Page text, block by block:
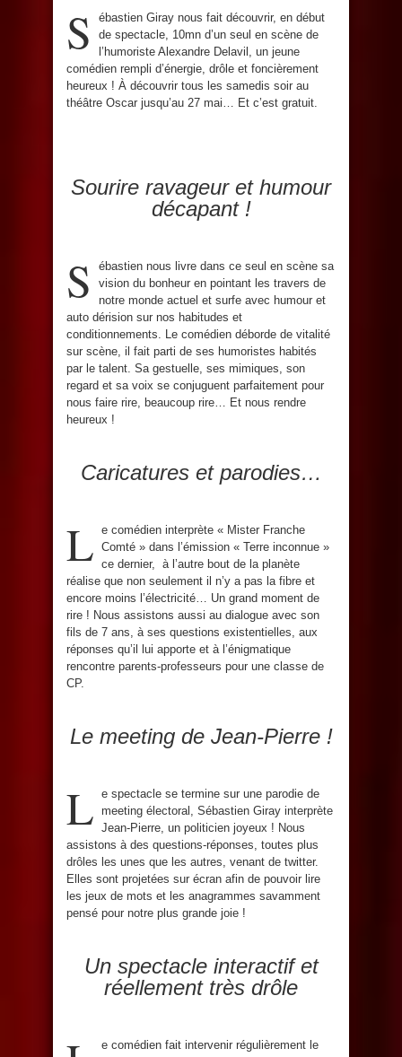
S
ébastien Giray nous fait découvrir, en début
de spectacle, 10mn d’un seul en scène de
l’humoriste Alexandre Delavil, un jeune
comédien rempli d’énergie, drôle et foncièrement
heureux ! À découvrir tous les samedis soir au
théâtre Oscar jusqu’au 27 mai… Et c’est gratuit.
Sourire ravageur et humour
décapant !
S
ébastien nous livre dans ce seul en scène sa
vision du bonheur en pointant les travers de
notre monde actuel et surfe avec humour et
auto dérision sur nos habitudes et
conditionnements. Le comédien déborde de vitalité
sur scène, il fait parti de ses humoristes habités
par le talent. Sa gestuelle, ses mimiques, son
regard et sa voix se conjuguent parfaitement pour
nous faire rire, beaucoup rire… Et nous rendre
heureux !
Caricatures et parodies…
L e comédien interprète « Mister Franche
Comté » dans l’émission « Terre inconnue »
ce dernier, à l’autre bout de la planète
réalise que non seulement il n’y a pas la fibre et
encore moins l’électricité… Un grand moment de
rire ! Nous assistons aussi au dialogue avec son
fils de 7 ans, à ses questions existentielles, aux
réponses qu’il lui apporte et à l’énigmatique
rencontre parents-professeurs pour une classe de
CP.
Le meeting de Jean-Pierre !
L e spectacle se termine sur une parodie de
meeting électoral, Sébastien Giray interprète
Jean-Pierre, un politicien joyeux ! Nous
assistons à des questions-réponses, toutes plus
drôles les unes que les autres, venant de twitter.
Elles sont projetées sur écran afin de pouvoir lire
les jeux de mots et les anagrammes savamment
pensé pour notre plus grande joie !
Un spectacle interactif et
réellement très drôle
e comédien fait intervenir régulièrement le